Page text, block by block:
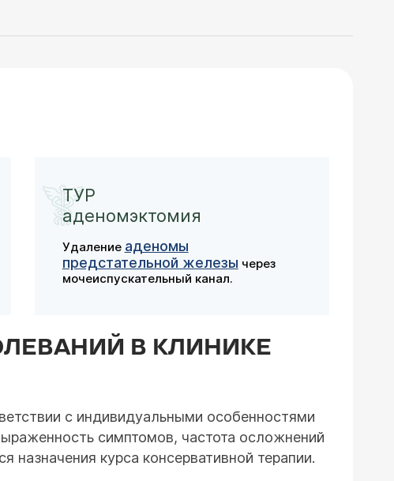
ТУР
аденомэктомия
Удаление аденомы
предстательной железы через
мочеиспускательный канал.
В КЛИНИКЕ
с индивидуальными особенностями
симптомов, частота осложнений
назначения курса консервативной терапии.